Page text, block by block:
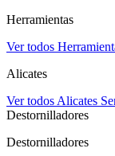
Herramientas
Ver todos
Alicates
Ver todos Alicates
Destornilladores
Destornilladores